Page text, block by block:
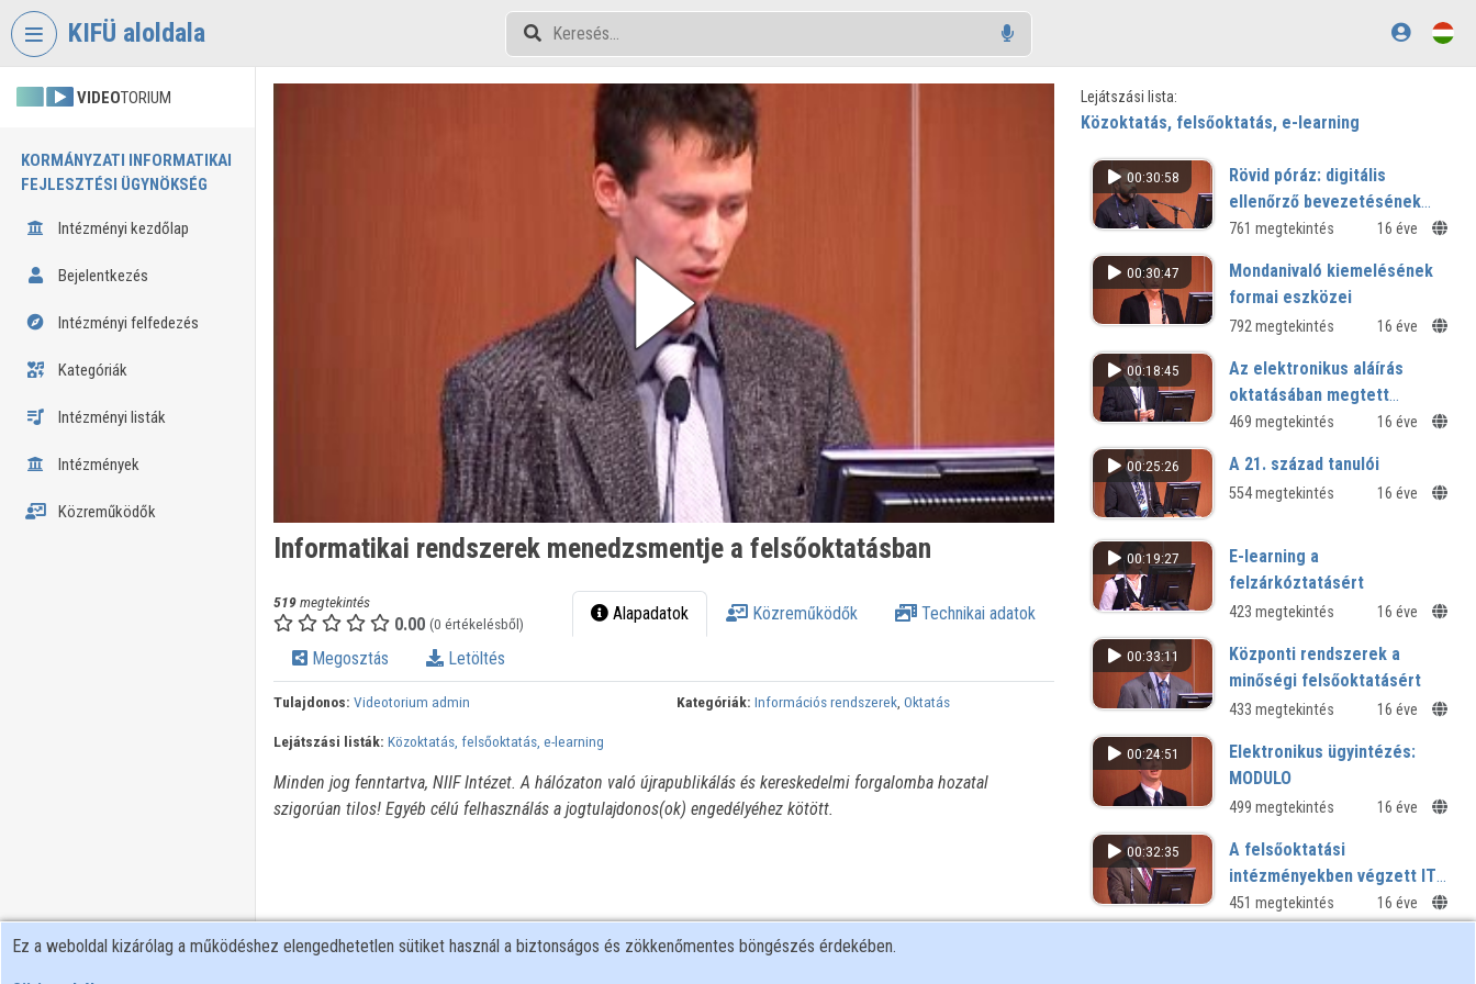
Fejléc kihagyása
KIFÜ aloldala
VIDEOTORIUM
KORMÁNYZATI INFORMATIKAI
FEJLESZTÉSI ÜGYNÖKSÉG
Intézményi kezdőlap
Bejelentkezés
Intézményi felfedezés
Kategóriák
Intézményi listák
Intézmények
Közreműködők
Informatikai rendszerek menedzsmentje a felsőoktatásban
519megtekintés
0.00 (0 értékelésből) Alapadatok Közreműködők Technikai adatok
Megosztás Letöltés
Tulajdonos: Videotorium admin Kategóriák: Információs rendszerek,Oktatás
Lejátszási listák: Közoktatás, felsőoktatás, e-learning
Minden jog fenntartva, NIIF Intézet. A hálózaton való újrapublikálás és kereskedelmi forgalomba hozatal
szigorúan tilos! Egyéb célú felhasználás a jogtulajdonos(ok) engedélyéhez kötött.
Lejátszási lista:
Közoktatás, felsőoktatás, e-learning
00:30:58
Rövid póráz: digitális
ellenőrző bevezetésének
tapasztalatai a Piarista
761 megtekintés 16 éve
00:30:47
Mondanivaló kiemelésének
formai eszközei
792 megtekintés 16 éve
00:18:45
Az elektronikus aláírás
oktatásában megtett
lépések
469 megtekintés 16 éve
00:25:26 A 21. század tanulói
554 megtekintés 16 éve
00:19:27
E-learning a
felzárkóztatásért
423 megtekintés 16 éve
00:33:11
Központi rendszerek a
minőségi felsőoktatásért
433 megtekintés 16 éve
00:24:51
Elektronikus ügyintézés:
MODULO
499 megtekintés 16 éve
00:32:35
A felsőoktatási
intézményekben végzett IT
ellenőrzések tapasztalatai
451 megtekintés 16 éve
Ez a weboldal kizárólag a működéshez elengedhetetlen sütiket használ a biztonságos és zökkenőmentes böngészés érdekében.